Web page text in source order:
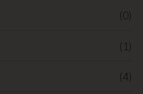
(0)
(1)
(4)